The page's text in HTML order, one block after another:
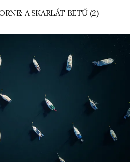
A SKARLÁT BETŰ (2)